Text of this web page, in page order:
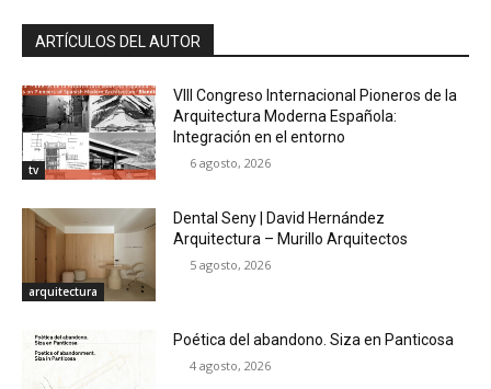
ARTÍCULOS DEL AUTOR
tv
VIII Congreso Internacional Pioneros de la
Arquitectura Moderna Española:
Integración en el entorno
6 agosto, 2026
arquitectura
Dental Seny | David Hernández
Arquitectura – Murillo Arquitectos
5 agosto, 2026
Poética del abandono. Siza en Panticosa
4 agosto, 2026